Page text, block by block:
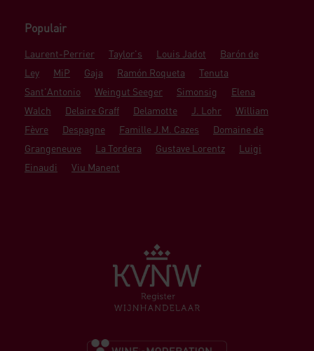
Populair
Laurent-Perrier Taylor's Louis Jadot
Barón de
Ley
MiP Gaja Ramón Roqueta
Tenuta
Sant'Antonio
Weingut Seeger Simonsig
Elena
Walch
Delaire Graff Delamotte J. Lohr
William
Fèvre
Despagne Famille J.M. Cazes
Domaine de
Grangeneuve
La Tordera Gustave Lorentz
Luigi
Einaudi
Viu Manent